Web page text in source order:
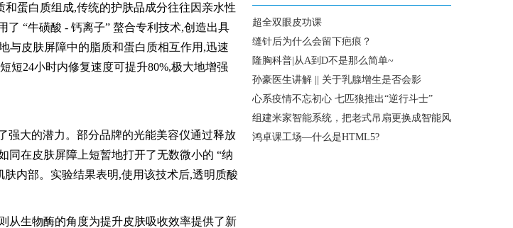
蛋白质组成,传统的护肤品成分往往因亲水性
“牛磺酸 - 钙离子” 螯合专利技术,创造出具
与皮肤屏障中的脂质和蛋白质相互作用,迅速
短24小时内修复速度可提升80%,极大地增强
强大的潜力。部分品牌的光能美容仪通过释放
同在皮肤屏障上短暂地打开了无数微小的 “纳
内部。实验结果表明,使用该技术后,透明质酸
从生物酶的角度为提升皮肤吸收效率提供了新
超全双眼皮功课
缝针后为什么会留下疤痕？
隆胸科普|从A到D不是那么简单~
孙豪医生讲解 || 关于乳腺增生是否会影
心系疫情不忘初心 七匹狼推出“逆行斗士”
组建米家智能系统，把老式吊扇更换成智能风
鸿卓课工场—什么是HTML5?